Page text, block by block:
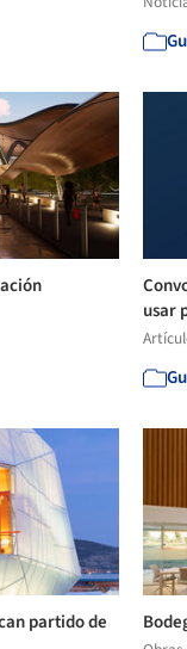
usar
partido de